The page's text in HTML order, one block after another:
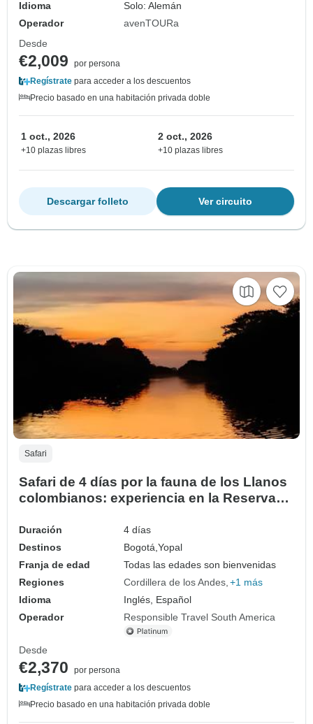
Idioma
Solo: Alemán
Operador
avenTOURa
Desde
€2,009
por persona
Regístrate para acceder a los descuentos
Precio basado en una habitación privada doble
1 oct., 2026
+10 plazas libres
2 oct., 2026
+10 plazas libres
Ver circuito
Descargar folleto
Safari
Safari de 4 días por la fauna de los Llanos
colombianos: experiencia en la Reserva
Duración
4 días
Destinos
Bogotá,Yopal
Franja de edad
Todas las edades son bienvenidas
Regiones
Cordillera de los Andes +1 más
Idioma
Inglés, Español
Operador
Responsible Travel South America
Desde
€2,370
por persona
Regístrate para acceder a los descuentos
Precio basado en una habitación privada doble